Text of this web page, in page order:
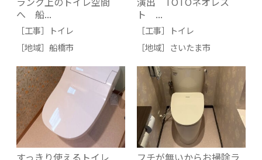
へ 船...
［工事］
トイレ
［地域］ 船橋市
ト ...
［工事］
トイレ
［地域］ さいたま市
すっきり使えるトイレ
フチが無いからお掃除ラ